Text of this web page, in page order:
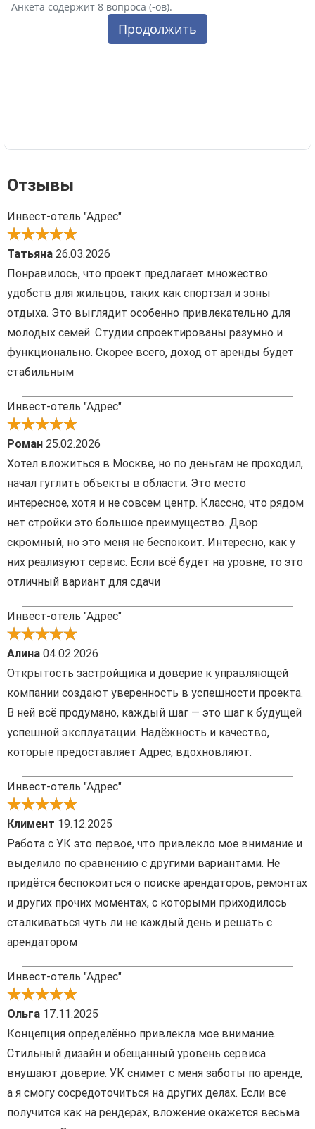
Отзывы
Инвест-отель "Адрес"
Татьяна 26.03.2026
Понравилось, что проект предлагает множество
удобств для жильцов, таких как спортзал и зоны
отдыха. Это выглядит особенно привлекательно для
молодых семей. Студии спроектированы разумно и
функционально. Скорее всего, доход от аренды будет
стабильным
Инвест-отель "Адрес"
Роман 25.02.2026
Хотел вложиться в Москве, но по деньгам не проходил,
начал гуглить объекты в области. Это место
интересное, хотя и не совсем центр. Классно, что рядом
нет стройки это большое преимущество. Двор
скромный, но это меня не беспокоит. Интересно, как у
них реализуют сервис. Если всё будет на уровне, то это
отличный вариант для сдачи
Инвест-отель "Адрес"
Алина 04.02.2026
Открытость застройщика и доверие к управляющей
компании создают уверенность в успешности проекта.
В ней всё продумано, каждый шаг — это шаг к будущей
успешной эксплуатации. Надёжность и качество,
которые предоставляет Адрес, вдохновляют.
Инвест-отель "Адрес"
Климент 19.12.2025
Работа с УК это первое, что привлекло мое внимание и
выделило по сравнению с другими вариантами. Не
придётся беспокоиться о поиске арендаторов, ремонтах
и других прочих моментах, с которыми приходилось
сталкиваться чуть ли не каждый день и решать с
арендатором
Инвест-отель "Адрес"
Ольга 17.11.2025
Концепция определённо привлекла мое внимание.
Стильный дизайн и обещанный уровень сервиса
внушают доверие. УК снимет с меня заботы по аренде,
а я смогу сосредоточиться на других делах. Если все
получится как на рендерах, вложение окажется весьма